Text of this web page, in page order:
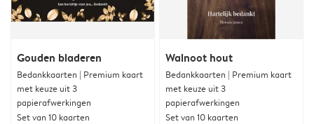
Gouden bladeren
Bedankkaarten | Premium kaart
met keuze uit 3
papierafwerkingen
Set van 10 kaarten
Walnoot hout
Bedankkaarten | Premium kaart
met keuze uit 3
papierafwerkingen
Set van 10 kaarten